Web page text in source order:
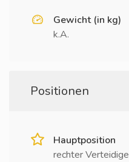
Gewicht (in kg)
k.A.
Positionen
Hauptposition
rechter